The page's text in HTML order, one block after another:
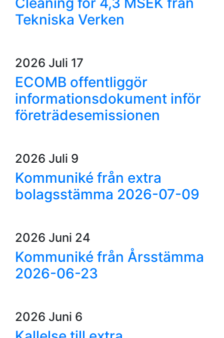
Tekniska Verken
2026 Juli 17
ECOMB offentliggör
informationsdokument inför
företrädesemissionen
2026 Juli 9
Kommuniké från extra
bolagsstämma 2026-07-09
2026 Juni 24
Kommuniké från Årsstämma
2026-06-23
2026 Juni 6